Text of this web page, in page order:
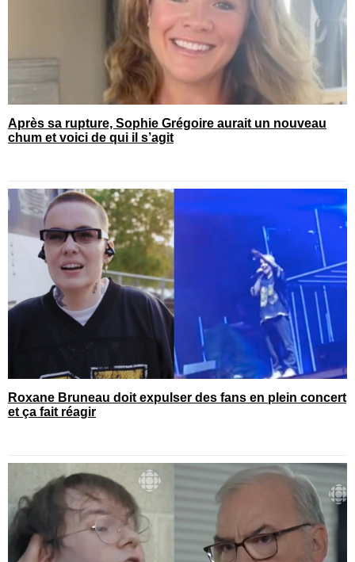
Après sa rupture, Sophie Grégoire aurait un nouveau
chum et voici de qui il s’agit
Roxane Bruneau doit expulser des fans en plein concert
et ça fait réagir